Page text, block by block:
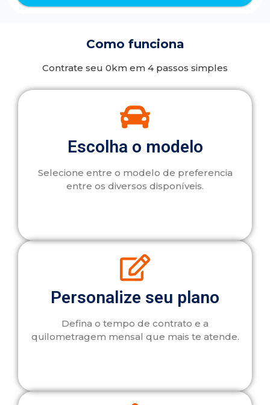
Como funciona
Contrate seu 0km em 4 passos simples
Escolha o modelo
Selecione entre o modelo de preferencia
entre os diversos disponíveis.
Personalize seu plano
Defina o tempo de contrato e a
quilometragem mensal que mais te atende.